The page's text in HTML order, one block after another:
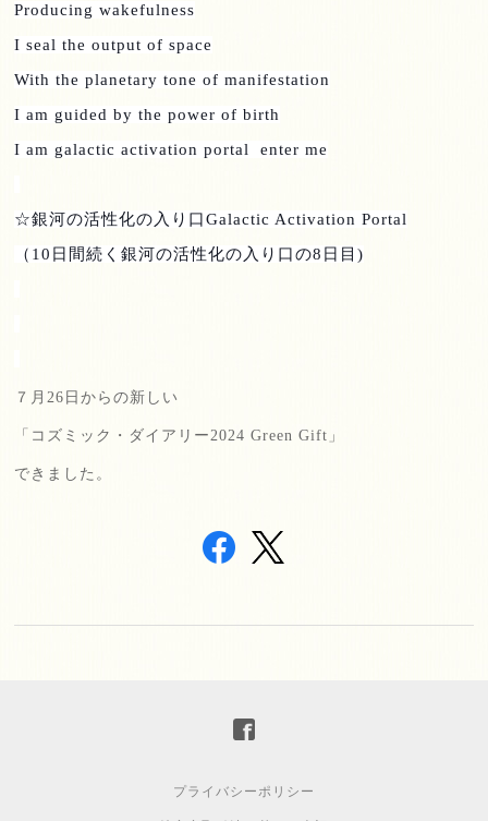
Producing wakefulness
I seal the output of space
With the planetary tone of manifestation
I am guided by the power of birth
I am galactic activation portal enter me
☆銀河の活性化の入り口Galactic Activation Portal
（ 10 日間続く銀河の活性化の入り口の8 日目)
７月26 日からの新しい
「コズミック・ダイアリー2024 Green Gift 」
できました。
プライバシーポリシー